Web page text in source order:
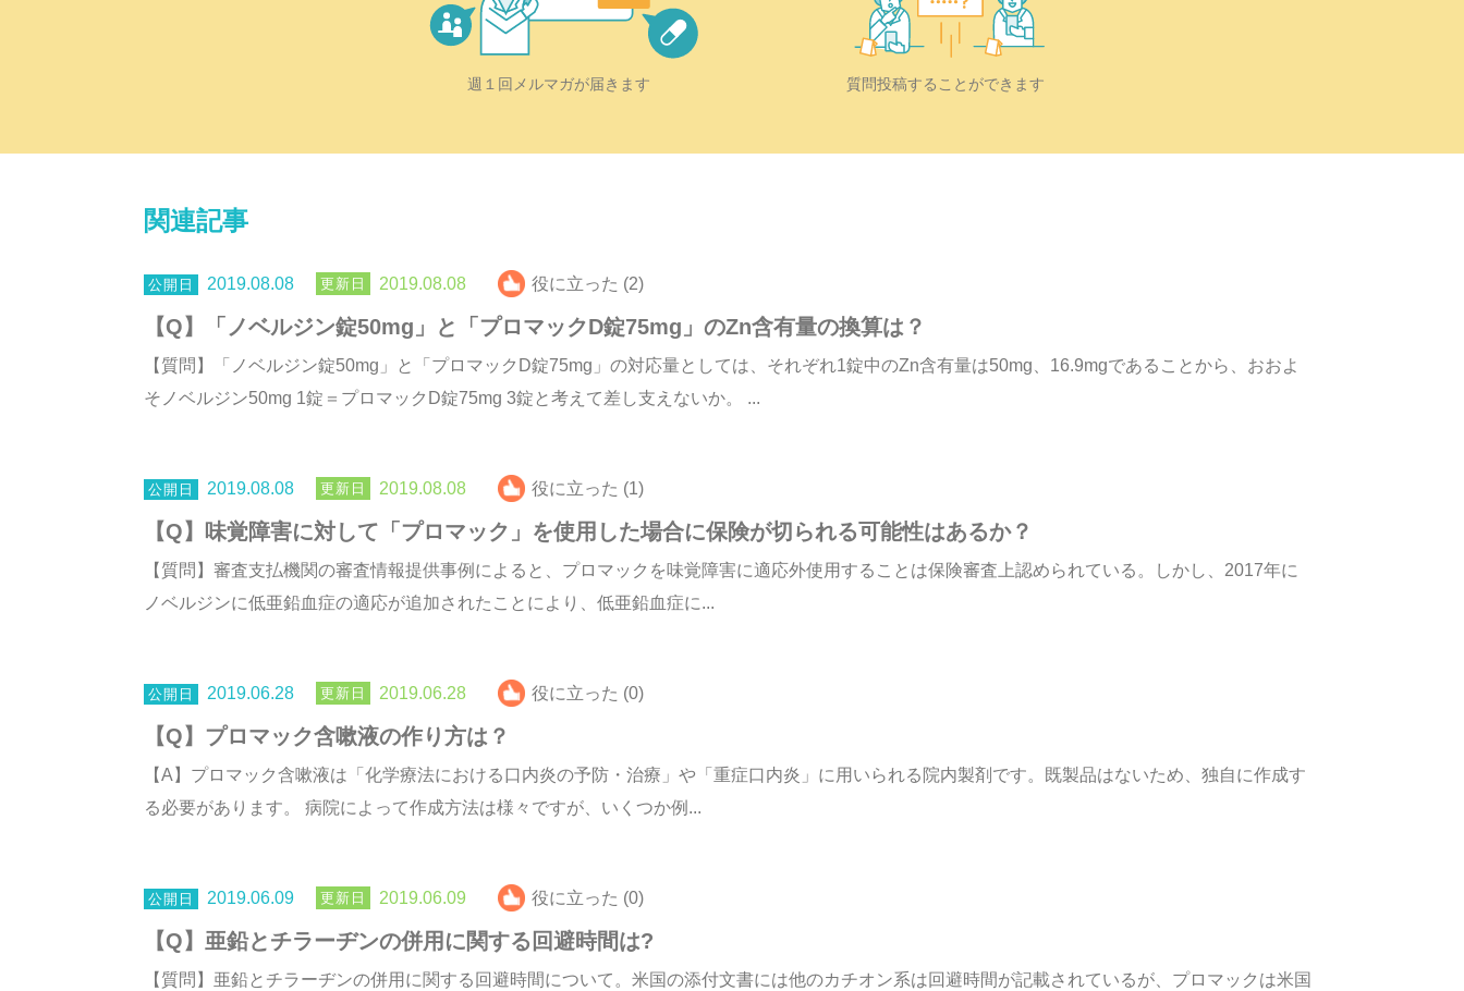
週１回メルマガが届きます 質問投稿することができます
関連記事
2019.08.08 2019.08.08 役に立った (2)
【Q】「ノベルジン錠50mg」と「プロマックD錠75mg」のZn含有量の換算は？
【質問】「ノベルジン錠50mg」と「プロマックD錠75mg」の対応量としては、それぞれ1錠中のZn含有量は50mg、16.9mgであることから、おおよ
そノベルジン50mg 1錠＝プロマックD錠75mg 3錠と考えて差し支えないか。 ...
2019.08.08 2019.08.08 役に立った (1)
【Q】味覚障害に対して「プロマック」を使用した場合に保険が切られる可能性はあるか？
【質問】審査支払機関の審査情報提供事例によると、プロマックを味覚障害に適応外使用することは保険審査上認められている。しかし、2017年に
ノベルジンに低亜鉛血症の適応が追加されたことにより、低亜鉛血症に...
2019.06.28 2019.06.28 役に立った (0)
【Q】プロマック含嗽液の作り方は？
【A】プロマック含嗽液は「化学療法における口内炎の予防・治療」や「重症口内炎」に用いられる院内製剤です。既製品はないため、独自に作成す
る必要があります。 病院によって作成方法は様々ですが、いくつか例...
2019.06.09 2019.06.09 役に立った (0)
【Q】亜鉛とチラーヂンの併用に関する回避時間は?
【質問】亜鉛とチラーヂンの併用に関する回避時間について。米国の添付文書には他のカチオン系は回避時間が記載されているが、プロマックは米国